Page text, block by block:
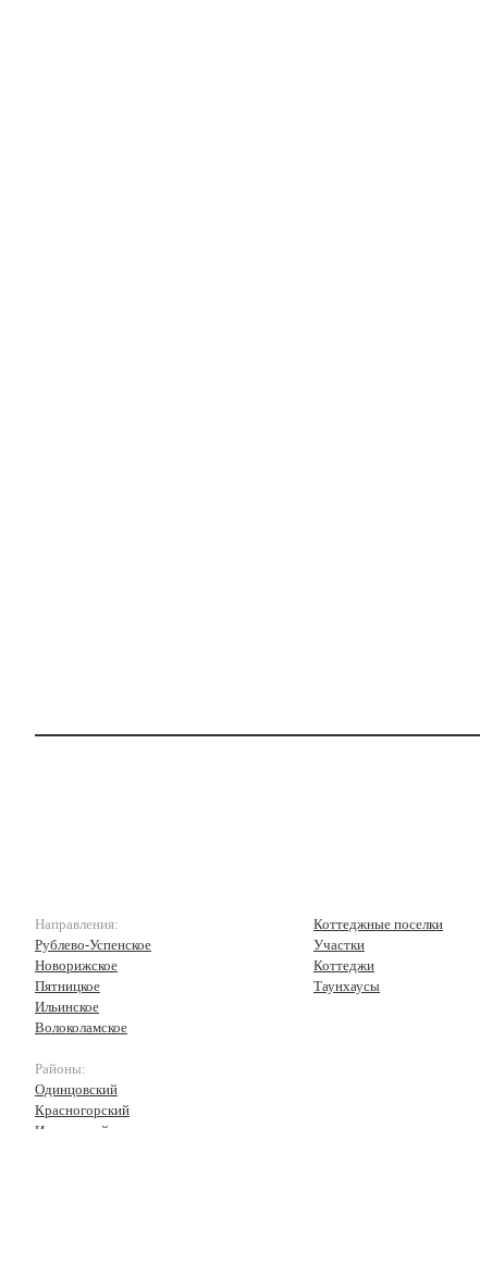
Направления:
Рублево-Успенское
Новорижское
Пятницкое
Ильинское
Волоколамское
Районы:
Одинцовский
Красногорский
Истринский
Коттеджные поселки
Участки
Коттеджи
Таунхаусы